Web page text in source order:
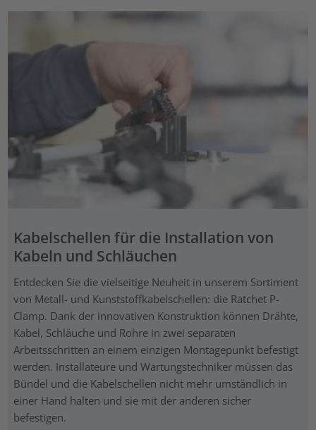
Kabelschellen für die Installation von
Kabeln und Schläuchen
Entdecken Sie die vielseitige Neuheit in unserem Sortiment
von Metall- und Kunststoffkabelschellen: die Ratchet P-
Clamp. Dank der innovativen Konstruktion können Drähte,
Kabel, Schläuche und Rohre in zwei separaten
Arbeitsschritten an einem einzigen Montagepunkt befestigt
werden. Installateure und Wartungstechniker müssen das
Bündel und die Kabelschellen nicht mehr umständlich in
einer Hand halten und sie mit der anderen sicher
befestigen.